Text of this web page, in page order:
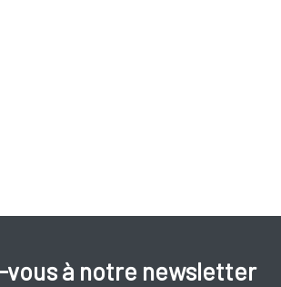
vous à notre newsletter